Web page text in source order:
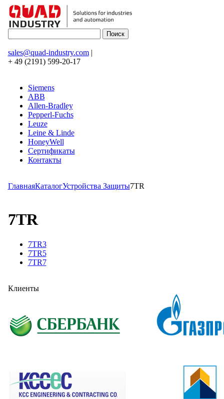
sales@quad-industry.com|
+ 49 (2191) 599-20-17
Siemens
ABB
Allen-Bradley
Pepperl-Fuchs
Leuze
Leine & Linde
HoneyWell
Сертификаты
Контакты
ГлавнаяКаталогУстройства Защиты7TR
7TR
7TR3
7TR5
7TR7
Клиенты